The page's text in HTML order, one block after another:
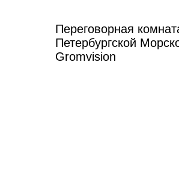
Переговорная
Петербургской
Gromvision